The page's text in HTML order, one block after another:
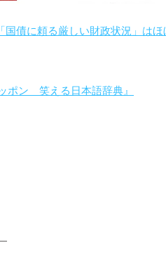
債に頼る厳しい財政状況」はほ
ポン 笑える日本語辞典』